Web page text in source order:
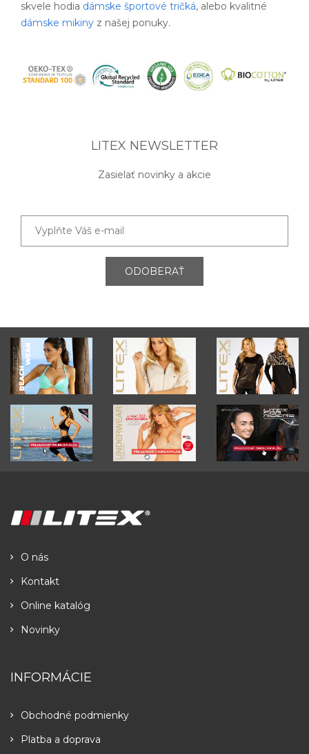
skvele hodia dámske športové tričká, alebo kvalitné
dámske mikiny z našej ponuky.
LITEX NEWSLETTER
Zasielať novinky a akcie
ODOBERAŤ
O nás
Kontakt
Online katalóg
Novinky
INFORMÁCIE
Obchodné podmienky
Platba a doprava